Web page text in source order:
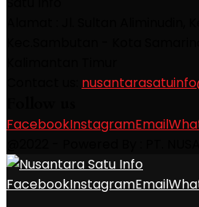
FacebookInstagramEmail
FacebookInstagramEmail